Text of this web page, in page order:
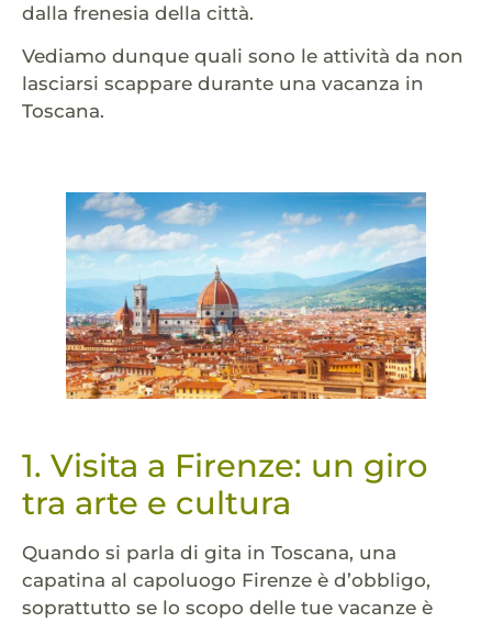
dalla frenesia della città.
Vediamo dunque quali sono le attività da non
lasciarsi scappare durante una vacanza in
Toscana.
1. Visita a Firenze: un giro
tra arte e cultura
Quando si parla di gita in Toscana, una
capatina al capoluogo Firenze è d’obbligo,
soprattutto se lo scopo delle tue vacanze è